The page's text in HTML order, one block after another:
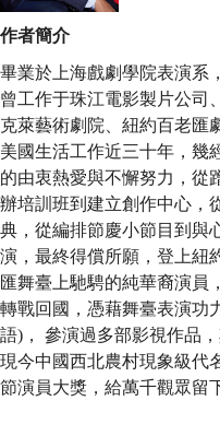
作者簡介
畢業於上海戲劇學院表演系，
曾工作于珠江電影製片公司
克萊藝術劇院、紐約百老匯
美國生活工作近三十年，幾
的由衷熱愛與不懈努力，從
辦培訓班到建立創作中心，
典，從編排節慶小節目到與
演，最終得償所願，登上紐
匯舞臺上馳騁的純華裔演員
轉戰回國，憑藉舞臺表演功
語)， 參演過多部影視作品
現今中國西北農村現象級代
節演員大獎，給萬千觀眾留